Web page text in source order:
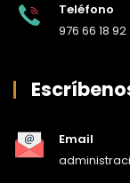
Teléfono
976 66 18 92
Email